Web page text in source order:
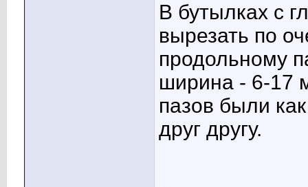
В бутылках с
вырезать по
продольному
ширина - 6-17
пазов были
друг другу.